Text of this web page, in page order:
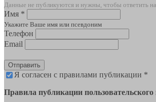
Данные не публикуются и нужны, чтобы ответить
Имя *
Укажите Ваше имя или псевдоним
Телефон
Email
Отправить
Я согласен с правилами публикации *
Правила публикации пользовательского